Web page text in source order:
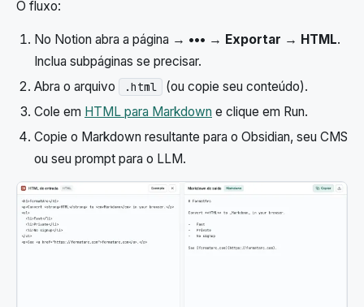
O fluxo:
No Notion abra a página → ••• → Exportar → HTML.
Inclua subpáginas se precisar.
Abra o arquivo
.html
(ou copie seu conteúdo).
Cole em HTML para Markdown e clique em Run.
Copie o Markdown resultante para o Obsidian, seu CMS
ou seu prompt para o LLM.